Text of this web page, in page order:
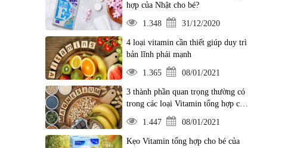
hợp của Nhật cho bé?
1.348 31/12/2020
4 loại vitamin cần thiết giúp duy trì
bản lĩnh phái mạnh
1.365 08/01/2021
3 thành phần quan trọng thường có
trong các loại Vitamin tổng hợp của
Nhật
1.447 08/01/2021
Kẹo Vitamin tổng hợp cho bé của